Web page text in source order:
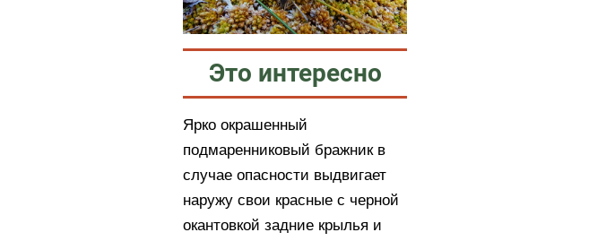
Это интересно
Ярко окрашенный
подмаренниковый бражник в
случае опасности выдвигает
наружу свои красные с черной
окантовкой задние крылья и